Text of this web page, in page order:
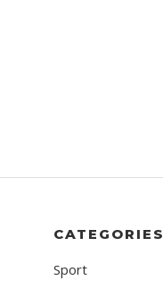
CATEGORIES
Sport